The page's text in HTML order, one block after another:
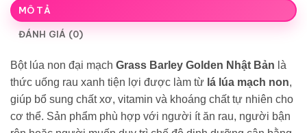
MÔ TẢ
ĐÁNH GIÁ (0)
Bột lúa non đại mạch Grass Barley Golden Nhật Bản là
thức uống rau xanh tiện lợi được làm từ lá lúa mạch non,
giúp bổ sung chất xơ, vitamin và khoáng chất tự nhiên cho
cơ thể. Sản phẩm phù hợp với người ít ăn rau, người bận